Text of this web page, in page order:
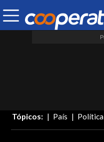
Tópicos: País Política